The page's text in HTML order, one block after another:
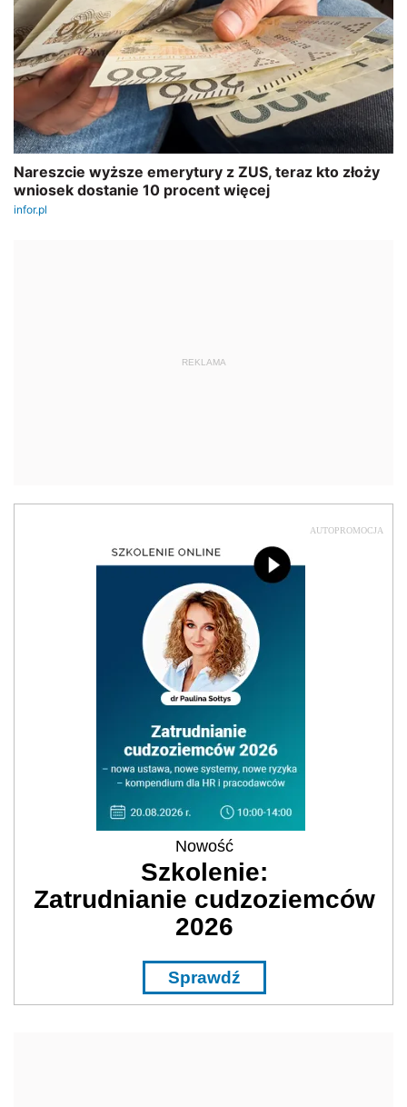
REKLAMA
AUTOPROMOCJA
Nowość
Szkolenie:
Zatrudnianie cudzoziemców
2026
Sprawdź